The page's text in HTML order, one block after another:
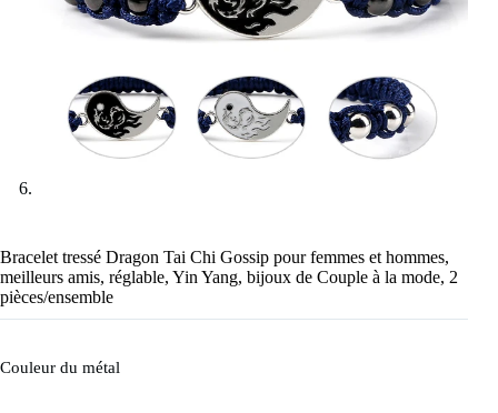
Bracelet tressé Dragon Tai Chi Gossip pour femmes et hommes,
meilleurs amis, réglable, Yin Yang, bijoux de Couple à la mode, 2
pièces/ensemble
Couleur du métal